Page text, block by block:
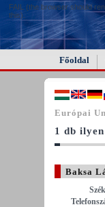
FAIL (the browser should
this).
Főoldal
Európai
1 db
Baksa